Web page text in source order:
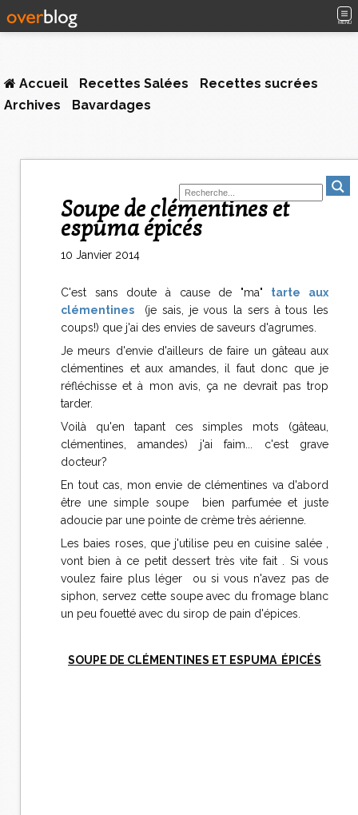
MENU
Accueil Recettes Salées
Recettes sucrées
Archives
Bavardages
Soupe de clémentines et
espuma épicés
10 Janvier 2014
C'est sans doute à cause de "ma" tarte aux
clémentines (je sais, je vous la sers à tous les
coups!) que j'ai des envies de saveurs d'agrumes.
Je meurs d'envie d'ailleurs de faire un gâteau aux
clémentines et aux amandes, il faut donc que je
réfléchisse et à mon avis, ça ne devrait pas trop
tarder.
Voilà qu'en tapant ces simples mots (gâteau,
clémentines, amandes) j'ai faim... c'est grave
docteur?
En tout cas, mon envie de clémentines va d'abord
être une simple soupe bien parfumée et juste
adoucie par une pointe de crème très aérienne.
Les baies roses, que j'utilise peu en cuisine salée ,
vont bien à ce petit dessert très vite fait . Si vous
voulez faire plus léger ou si vous n'avez pas de
siphon, servez cette soupe avec du fromage blanc
un peu fouetté avec du sirop de pain d'épices.
SOUPE DE CLÉMENTINES ET ESPUMA ÉPICÉS